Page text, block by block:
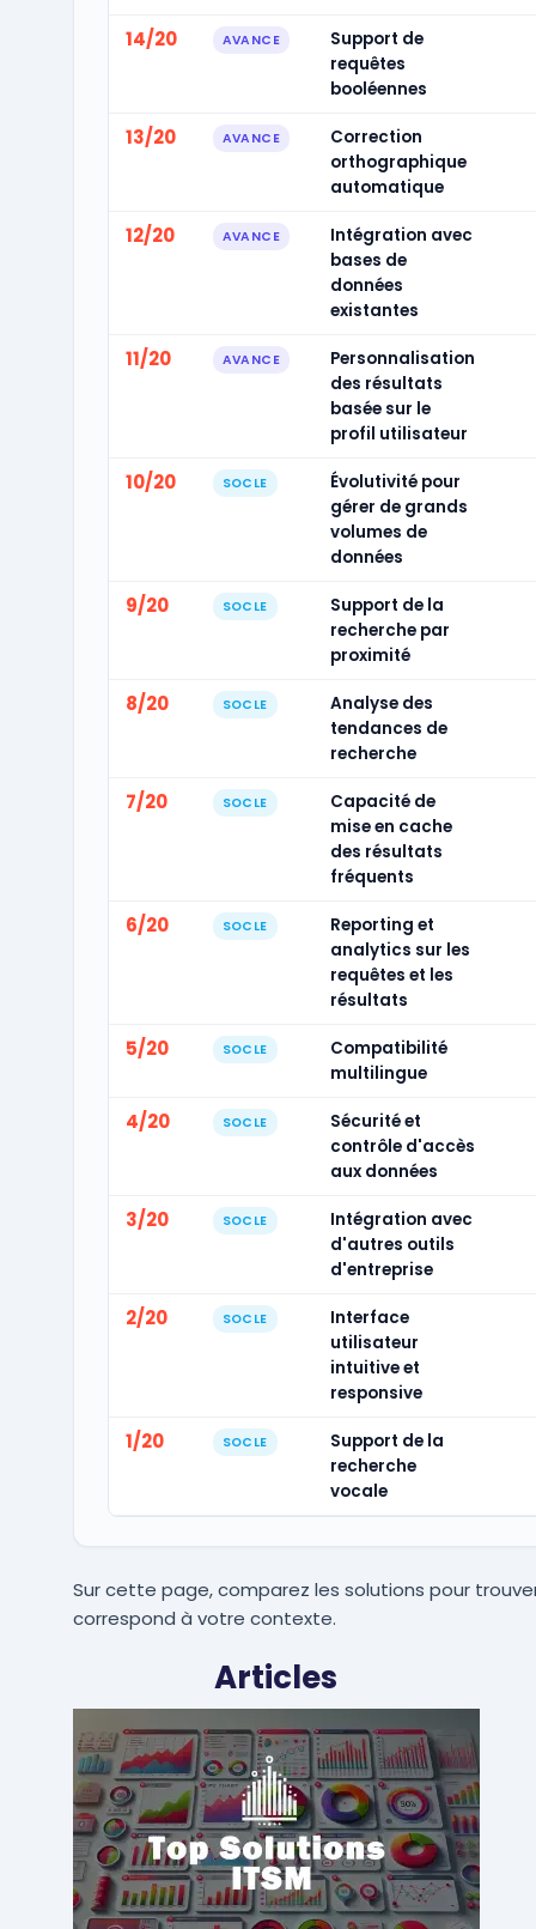
14/20 AVANCE
Support de
requêtes
booléennes
13/20 AVANCE
Correction
orthographique
automatique
12/20 AVANCE
Intégration avec
bases de
données
existantes
11/20 AVANCE
Personnalisation
des résultats
basée sur le
profil utilisateur
10/20 SOCLE
Évolutivité pour
gérer de grands
volumes de
données
9/20 SOCLE
Support de la
recherche par
proximité
8/20 SOCLE
Analyse des
tendances de
recherche
7/20 SOCLE
Capacité de
mise en cache
des résultats
fréquents
6/20 SOCLE
Reporting et
analytics sur les
requêtes et les
résultats
5/20 SOCLE
Compatibilité
multilingue
4/20 SOCLE
Sécurité et
contrôle d'accès
aux données
3/20 SOCLE
Intégration avec
d'autres outils
d'entreprise
2/20 SOCLE
Interface
utilisateur
intuitive et
responsive
1/20 SOCLE
Support de la
recherche
vocale
Sur cette page, comparez les solutions pour
correspond à votre contexte.
Articles